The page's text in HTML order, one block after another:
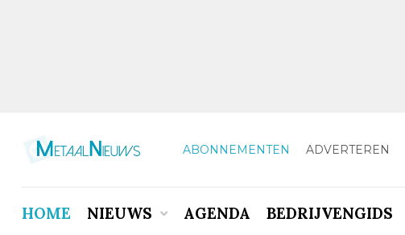
ABONNEMENTEN ADVERTEREN
HOME NIEUWS AGENDA BEDRIJVENGIDS